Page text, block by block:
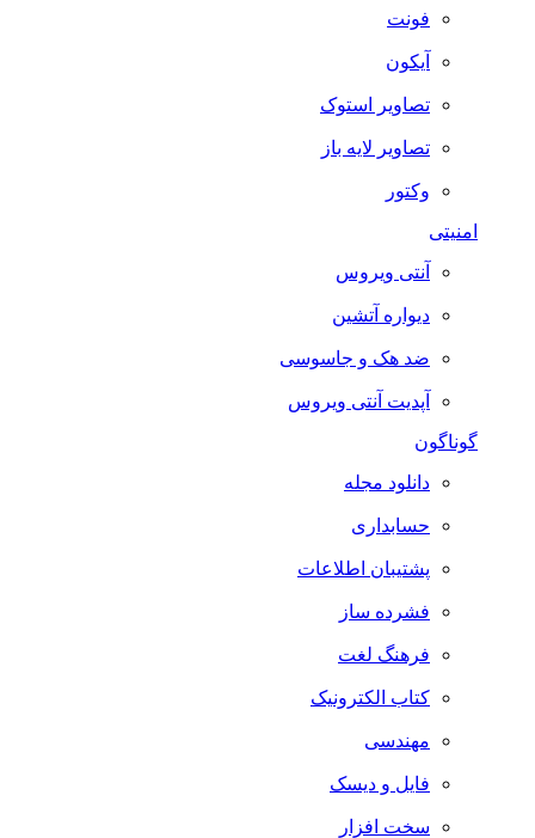
فونت
آیکون
تصاویر استوک
تصاویر لایه باز
وکتور
امنیتی
آنتی ویروس
دیواره آتشین
ضد هک و جاسوسی
آپدیت آنتی ویروس
گوناگون
دانلود مجله
حسابداری
پشتیبان اطلاعات
فشرده ساز
فرهنگ لغت
کتاب الکترونیک
مهندسی
فایل و دیسک
سخت افزار